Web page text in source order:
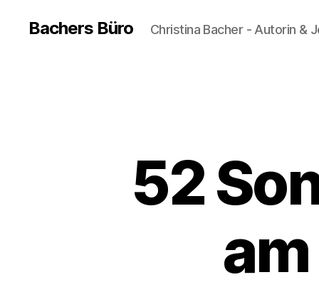
Bachers Büro Christina Bacher - Autorin &
52